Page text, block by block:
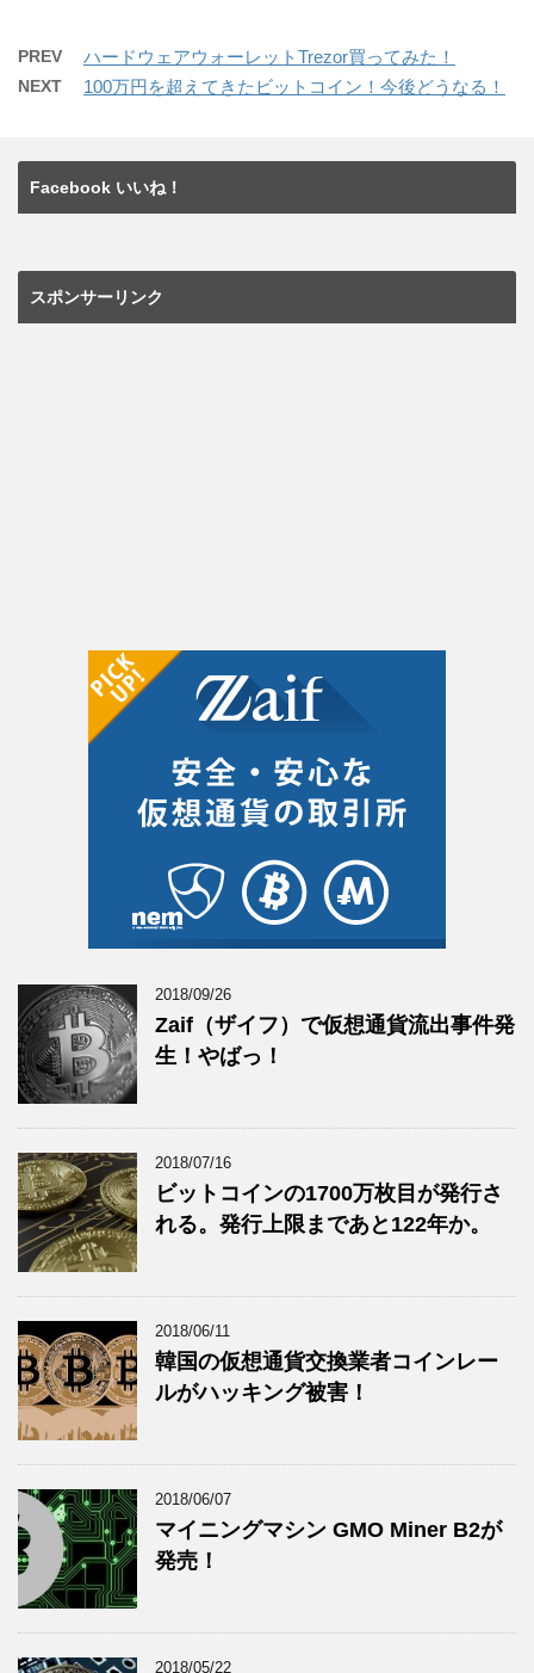
PREV ハードウェアウォーレットTrezor買ってみた！
NEXT 100万円を超えてきたビットコイン！今後どうなる！
Facebook いいね！
スポンサーリンク
2018/09/26
Zaif（ザイフ）で仮想通貨流出事件発
生！やばっ！
2018/07/16
ビットコインの1700万枚目が発行さ
れる。発行上限まであと122年か。
2018/06/11
韓国の仮想通貨交換業者コインレー
ルがハッキング被害！
2018/06/07
マイニングマシン GMO Miner B2が
発売！
2018/05/22